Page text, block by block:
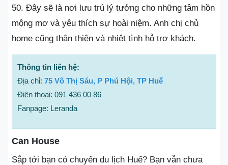
50. Đây sẽ là nơi lưu trú lý tưởng cho những tâm hồn
mộng mơ và yêu thích sự hoài niệm. Anh chị chủ
home cũng thân thiện và nhiệt tình hỗ trợ khách.
Thông tin liên hệ:
Địa chỉ: 75 Võ Thị Sáu, P Phú Hội, TP Huế
Điện thoại: 091 436 00 86
Fanpage: Leranda
Can House
Sắp tới bạn có chuyến du lịch Huế? Bạn vẫn chưa